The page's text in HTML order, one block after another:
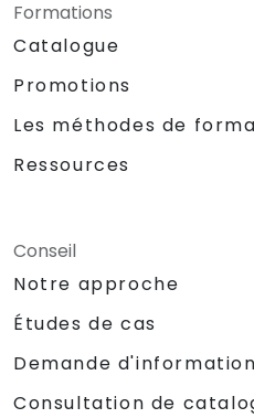
Formations
Catalogue
Promotions
Les méthodes de
Ressources
Conseil
Notre approche
Études de cas
Demande
Consultation de